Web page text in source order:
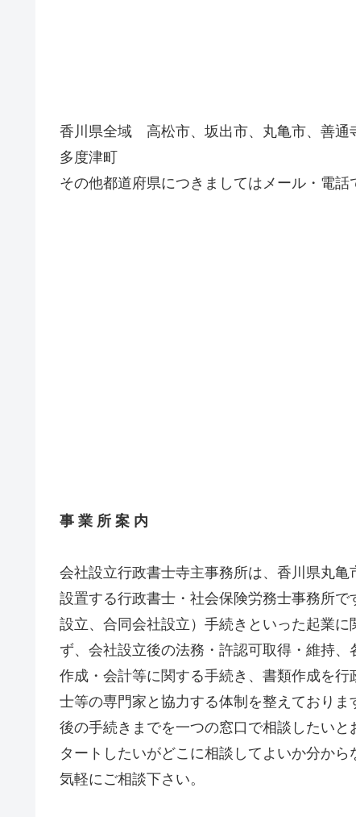
香川県全域 高松市、坂出市、丸亀市、善通
多度津町
その他都道府県につきましてはメール・電話
事 業 所 案 内
会社設立行政書士寺主事務所は、香川県丸亀
設置する行政書士・社会保険労務士事務所で
設立、合同会社設立）手続きといった起業に
ず、会社設立後の法務・許認可取得・維持、
作成・会計等に関する手続き、書類作成を行
士等の専門家と協力する体制を整えておりま
後の手続きまでを一つの窓口で相談したいと
タートしたいがどこに相談してよいか分から
気軽にご相談下さい。